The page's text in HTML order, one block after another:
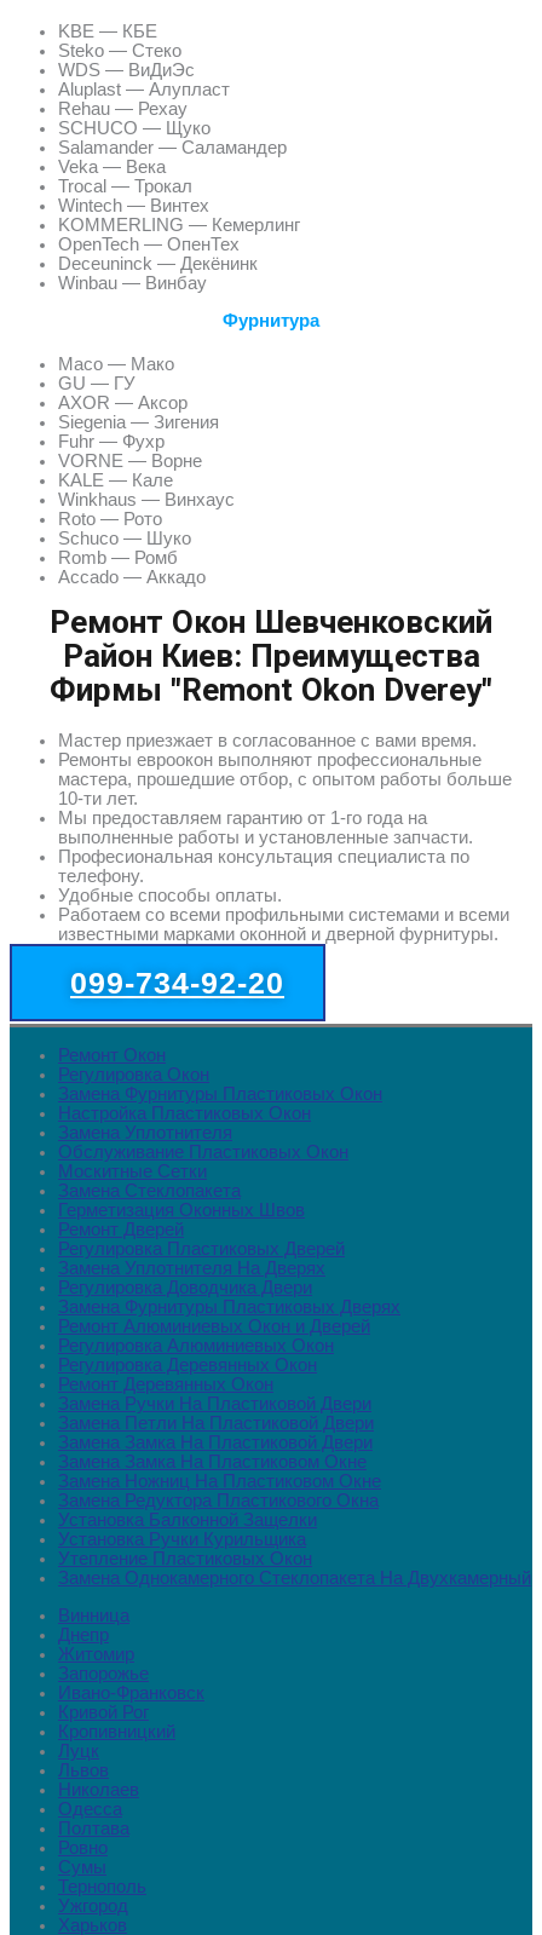
KBE — КБЕ
Steko — Стеко
WDS — ВиДиЭс
Aluplast — Алупласт
Rehau — Рехау
SCHUCO — Щуко
Salamander — Саламандер
Veka — Века
Trocal — Трокал
Wintech — Винтех
KOMMERLING — Кемерлинг
OpenTech — ОпенТех
Deceuninck — Декёнинк
Winbau — Винбау
Фурнитура
Maco — Мако
GU — ГУ
AXOR — Аксор
Siegenia — Зигения
Fuhr — Фухр
VORNE — Ворне
KALE — Кале
Winkhaus — Винхаус
Roto — Рото
Schuco — Шуко
Romb — Ромб
Accado — Аккадо
Ремонт Окон Шевченковский
Район Киев: Преимущества
Фирмы "Remont Okon Dverey"
Мастер приезжает в согласованное с вами время.
Ремонты евроокон выполняют профессиональные
мастера, прошедшие отбор, с опытом работы больше
10-ти лет.
Мы предоставляем гарантию от 1-го года на
выполненные работы и установленные запчасти.
Професиональная консультация специалиста по
телефону.
Удобные способы оплаты.
Работаем со всеми профильными системами и всеми
известными марками оконной и дверной фурнитуры.
099-734-92-20
Ремонт Окон
Регулировка Окон
Замена Фурнитуры Пластиковых Окон
Настройка Пластиковых Окон
Замена Уплотнителя
Обслуживание Пластиковых Окон
Москитные Сетки
Замена Стеклопакета
Герметизация Оконных Швов
Ремонт Дверей
Регулировка Пластиковых Дверей
Замена Уплотнителя На Дверях
Регулировка Доводчика Двери
Замена Фурнитуры Пластиковых Дверях
Ремонт Алюминиевых Окон и Дверей
Регулировка Алюминиевых Окон
Регулировка Деревянных Окон
Ремонт Деревянных Окон
Замена Ручки На Пластиковой Двери
Замена Петли На Пластиковой Двери
Замена Замка На Пластиковой Двери
Замена Замка На Пластиковом Окне
Замена Ножниц На Пластиковом Окне
Замена Редуктора Пластикового Окна
Установка Балконной Защелки
Установка Ручки Курильщика
Утепление Пластиковых Окон
Замена Однокамерного Стеклопакета На Двухкамерный
Винница
Днепр
Житомир
Запорожье
Ивано-Франковск
Кривой Рог
Кропивницкий
Луцк
Львов
Николаев
Одесса
Полтава
Ровно
Сумы
Тернополь
Ужгород
Харьков